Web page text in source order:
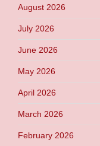
August 2026
July 2026
June 2026
May 2026
April 2026
March 2026
February 2026